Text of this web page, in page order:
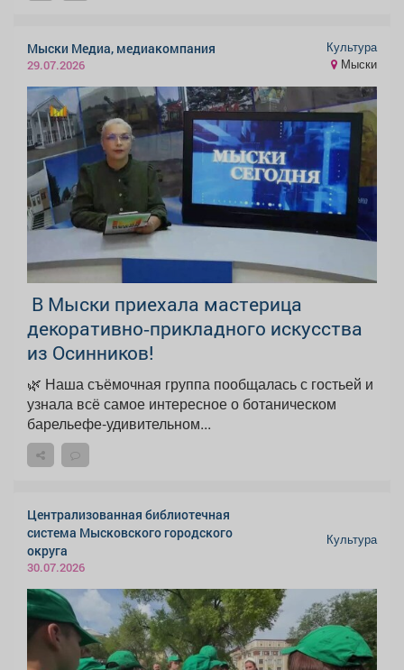
Мыски Медиа, медиакомпания
29.07.2026
Культура
Мыски
В Мыски приехала мастерица
декоративно‑прикладного искусства
из Осинников!
🌿 Наша съёмочная группа пообщалась с гостьей и
узнала всё самое интересное о ботаническом
барельефе-удивительном...
Централизованная библиотечная
система Мысковского городского
округа
30.07.2026
Культура